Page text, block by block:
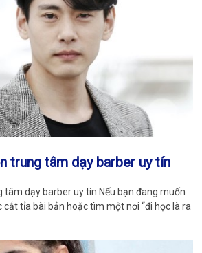
trung tâm dạy barber uy tín
tâm dạy barber uy tín Nếu bạn đang muốn
tỉa bài bản hoặc tìm một nơi “đi học là ra